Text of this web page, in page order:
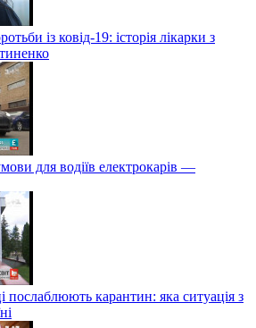
із ковід-19: історія лікарки з
для водіїв електрокарів —
послаблюють карантин: яка ситуація з